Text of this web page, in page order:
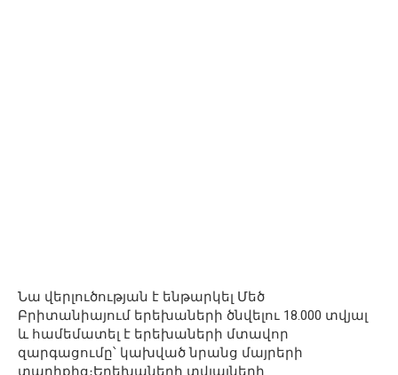
Նա վերլուծության է ենթարկել Մեծ
Բրիտանիայում երեխաների ծնվելու 18.000 տվյալ
և համեմատել է երեխաների մտավոր
զարգացումը՝ կախված նրանց մայրերի
տարիքից։Երեխաների տվյալների